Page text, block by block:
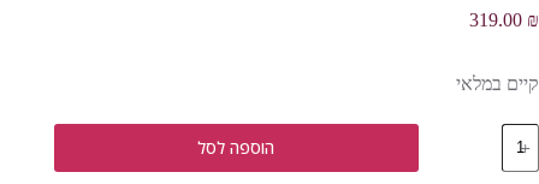
319.00 ₪
קיים במלאי
כמות
של
D&G
הוספה לסל